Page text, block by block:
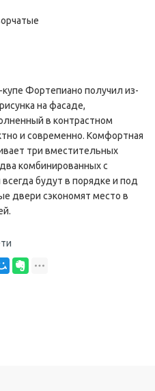
Фортепиано получил из-
на фасаде,
в контрастном
и современно. Комфортная
три вместительных
комбинированных с
будут в порядке и под
двери сэкономят место в